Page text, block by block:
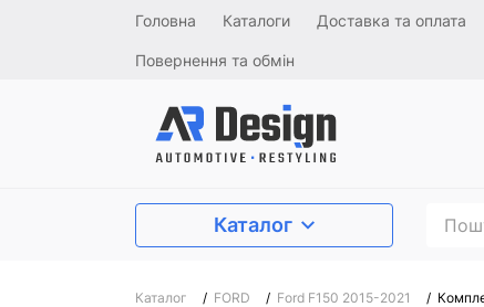
Головна Каталоги Доставка та оплата
Повернення та обмін
Каталог
Каталог / FORD / Ford F150 2015-2021 /